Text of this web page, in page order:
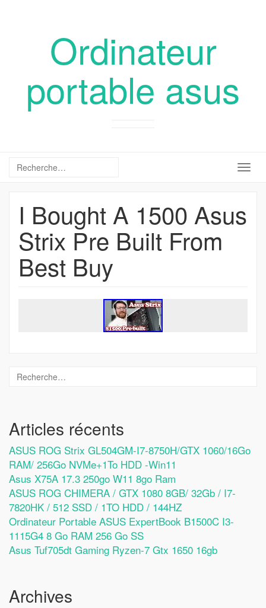
Ordinateur
portable asus
I Bought A 1500 Asus
Strix Pre Built From
Best Buy
Articles récents
ASUS ROG Strix GL504GM-I7-8750H/GTX 1060/16Go
RAM/ 256Go NVMe+1To HDD -Win11
Asus X75A 17.3 250go W11 8go Ram
ASUS ROG CHIMERA / GTX 1080 8GB/ 32Gb / I7-
7820HK / 512 SSD / 1TO HDD / 144HZ
Ordinateur Portable ASUS ExpertBook B1500C I3-
1115G4 8 Go RAM 256 Go SS
Asus Tuf705dt Gaming Ryzen-7 Gtx 1650 16gb
Archives